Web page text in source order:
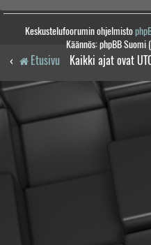
Keskustelufoorumin ohjelmisto
Käännös: phpBB
Etusivu Kaikki ajat ovat